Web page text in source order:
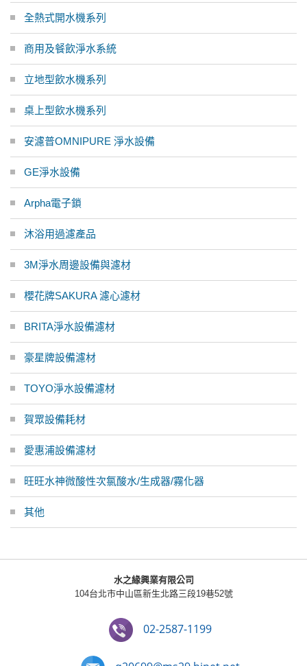
全熱式開水機系列
商用及餐飲淨水系統
立地型飲水機系列
桌上型飲水機系列
安濾普OMNIPURE 淨水設備
GE淨水設備
Arpha電子鎖
沐浴用過濾產品
3M淨水周邊設備與濾材
櫻花牌SAKURA 濾心濾材
BRITA淨水設備濾材
豪星牌設備濾材
TOYO淨水設備濾材
賀眾設備耗材
愛惠浦設備濾材
旺旺水神微酸性次氯酸水/生成器/霧化器
其他
水之緣興業有限公司
104台北市中山區新生北路三段19巷52號
02-2587-1199